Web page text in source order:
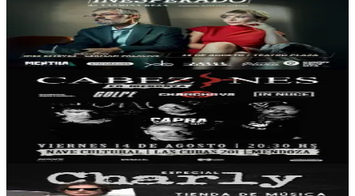
El Hombre Inesperado
14/08/2026 , 20:30 hsVie., 14 ago.,20:30 hs
21
3
Nave Cultural
Cabezones
14/08/2026, 20:30 hs Vie., 14 ago.,20:30 hs
0
San Juan 199